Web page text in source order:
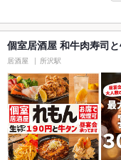
個室居酒屋 和牛肉寿司
居酒屋 所沢駅